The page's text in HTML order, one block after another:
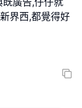
界西,都覺得好